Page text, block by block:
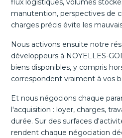
flux logistiques, volumes
manutention, perspectives de
charges précis évite les
Nous activons ensuite notre
développeurs à NOYELLES-
biens disponibles, y compris
correspondent vraiment à vos
Et nous négocions chaque
l'acquisition : loyer, charges,
durée. Sur des surfaces
rendent chaque négociation